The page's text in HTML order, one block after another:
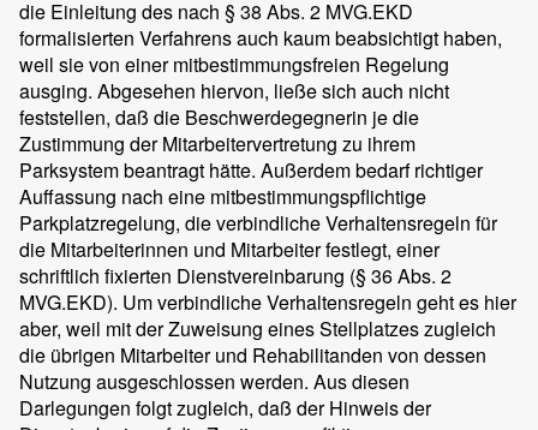
die Einleitung des nach § 38 Abs. 2 MVG.EKD
formalisierten Verfahrens auch kaum beabsichtigt haben,
weil sie von einer mitbestimmungsfreien Regelung
ausging. Abgesehen hiervon, ließe sich auch nicht
feststellen, daß die Beschwerdegegnerin je die
Zustimmung der Mitarbeitervertretung zu ihrem
Parksystem beantragt hätte. Außerdem bedarf richtiger
Auffassung nach eine mitbestimmungspflichtige
Parkplatzregelung, die verbindliche Verhaltensregeln für
die Mitarbeiterinnen und Mitarbeiter festlegt, einer
schriftlich fixierten Dienstvereinbarung (§ 36 Abs. 2
MVG.EKD). Um verbindliche Verhaltensregeln geht es hier
aber, weil mit der Zuweisung eines Stellplatzes zugleich
die übrigen Mitarbeiter und Rehabilitanden von dessen
Nutzung ausgeschlossen werden. Aus diesen
Darlegungen folgt zugleich, daß der Hinweis der